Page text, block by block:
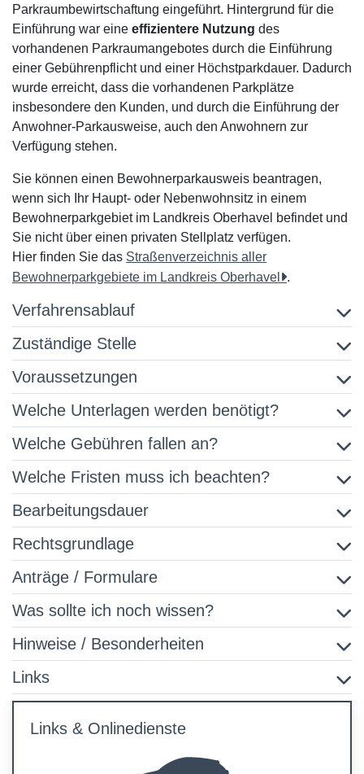
Parkraumbewirtschaftung eingeführt. Hintergrund für die
Einführung war eine effizientere Nutzung des
vorhandenen Parkraumangebotes durch die Einführung
einer Gebührenpflicht und einer Höchstparkdauer. Dadurch
wurde erreicht, dass die vorhandenen Parkplätze
insbesondere den Kunden, und durch die Einführung der
Anwohner-Parkausweise, auch den Anwohnern zur
Verfügung stehen.
Sie können einen Bewohnerparkausweis beantragen,
wenn sich Ihr Haupt- oder Nebenwohnsitz in einem
Bewohnerparkgebiet im Landkreis Oberhavel befindet und
Sie nicht über einen privaten Stellplatz verfügen.
Hier finden Sie das Straßenverzeichnis aller
Bewohnerparkgebiete im Landkreis Oberhavel
.
Verfahrensablauf
Zuständige Stelle
Voraussetzungen
Welche Unterlagen werden benötigt?
Welche Gebühren fallen an?
Welche Fristen muss ich beachten?
Bearbeitungsdauer
Rechtsgrundlage
Anträge / Formulare
Was sollte ich noch wissen?
Hinweise / Besonderheiten
Links
Links & Onlinedienste